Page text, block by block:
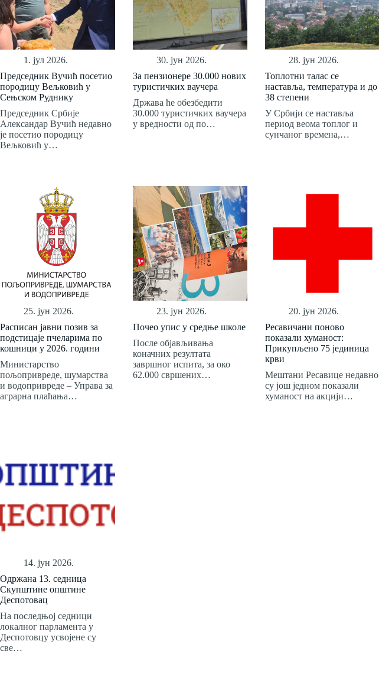
1. јул 2026.
Председник Вучић посетио
породицу Вељковић у
Сењском Руднику
Председник Србије
Александар Вучић недавно
је посетио породицу
Вељковић у…
30. јун 2026.
За пензионере 30.000 нових
туристичких ваучера
Држава ће обезбедити
30.000 туристичких ваучера
у вредности од по…
28. јун 2026.
Топлотни талас се
наставља, температура и до
38 степени
У Србији се наставља
период веома топлог и
сунчаног времена,…
25. јун 2026.
Расписан јавни позив за
подстицаје пчеларима по
кошници у 2026. години
Министарство
пољопривреде, шумарства
и водопривреде – Управа за
аграрна плаћања…
23. јун 2026.
Почео упис у средње школе
После објављивања
коначних резултата
завршног испита, за око
62.000 свршених…
20. јун 2026.
Ресавичани поново
показали хуманост:
Прикупљено 75 јединица
крви
Мештани Ресавице недавно
су још једном показали
хуманост на акцији…
14. јун 2026.
Одржана 13. седница
Скупштине општине
Деспотовац
На последњој седници
локалног парламента у
Деспотовцу усвојене су
све…